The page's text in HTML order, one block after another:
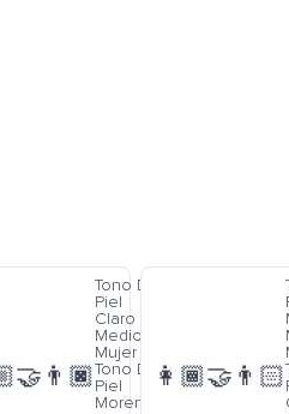
Tono De
Piel
Claro
Medio
Mujer Y
Tono De
Piel
Moreno
👩🏾‍🤝‍👨🏻